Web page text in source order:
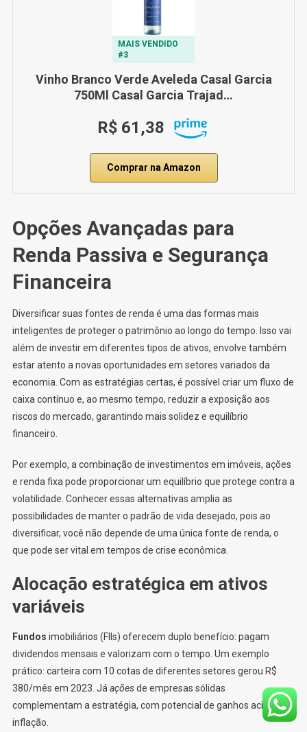
MAIS VENDIDO
#3
Vinho Branco Verde Aveleda Casal Garcia
750Ml Casal Garcia Trajad…
R$ 61,38
Comprar na Amazon
Opções Avançadas para
Renda Passiva e Segurança
Financeira
Diversificar suas fontes de renda é uma das formas mais
inteligentes de proteger o patrimônio ao longo do tempo. Isso vai
além de investir em diferentes tipos de ativos, envolve também
estar atento a novas oportunidades em setores variados da
economia. Com as estratégias certas, é possível criar um fluxo de
caixa contínuo e, ao mesmo tempo, reduzir a exposição aos
riscos do mercado, garantindo mais solidez e equilíbrio
financeiro.
Por exemplo, a combinação de investimentos em imóveis, ações
e renda fixa pode proporcionar um equilíbrio que protege contra a
volatilidade. Conhecer essas alternativas amplia as
possibilidades de manter o padrão de vida desejado, pois ao
diversificar, você não depende de uma única fonte de renda, o
que pode ser vital em tempos de crise econômica.
Alocação estratégica em ativos
variáveis
Fundos imobiliários (FIIs) oferecem duplo benefício: pagam
dividendos mensais e valorizam com o tempo. Um exemplo
prático: carteira com 10 cotas de diferentes setores gerou R$
380/mês em 2023. Jáaçõesde empresas sólidas
complementam a estratégia, com potencial de ganhos acima da
inflação.